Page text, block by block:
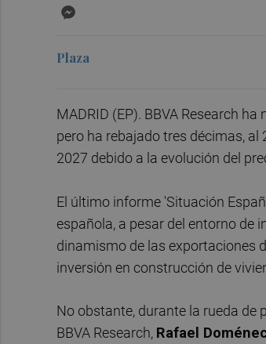
Plaza
MADRID (EP). BBVA Research
pero ha rebajado tres décimas,
2027 debido a la evolución del
El último informe 'Situación
española, a pesar del entorno de
dinamismo de las exportaciones
inversión en construcción de
No obstante, durante la rueda de
BBVA Research, Rafael